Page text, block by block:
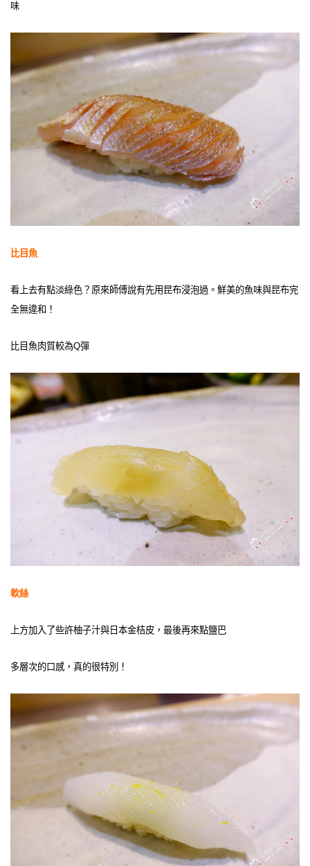
味
比目魚
看上去有點淡綠色？原來師傅說有先用昆布浸泡過。鮮美的魚味與昆布完
全無違和！
比目魚肉質較為Q彈
軟絲
上方加入了些許柚子汁與日本金桔皮，最後再來點鹽巴
多層次的口感，真的很特別！